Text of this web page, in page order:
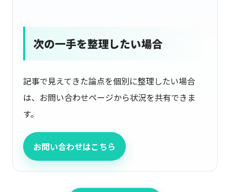
次の一手を整理したい場合
記事で見えてきた論点を個別に整理したい場合
は、お問い合わせページから状況を共有できま
す。
お問い合わせはこちら